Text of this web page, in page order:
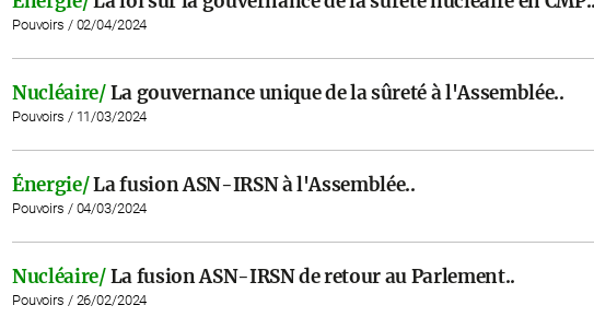
Pouvoirs / 02/04/2024
Nucléaire/La gouvernance unique de la sûreté à l'Assemblée..
Pouvoirs / 11/03/2024
Énergie/La fusion ASN-IRSN à l'Assemblée..
Pouvoirs / 04/03/2024
Nucléaire/La fusion ASN-IRSN de retour au Parlement..
Pouvoirs / 26/02/2024